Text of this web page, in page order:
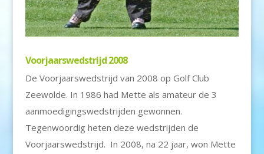
Voorjaarswedstrijd 2008
De Voorjaarswedstrijd van 2008 op Golf Club
Zeewolde. In 1986 had Mette als amateur de 3
aanmoedigingswedstrijden gewonnen.
Tegenwoordig heten deze wedstrijden de
Voorjaarswedstrijd. In 2008, na 22 jaar, won Mette